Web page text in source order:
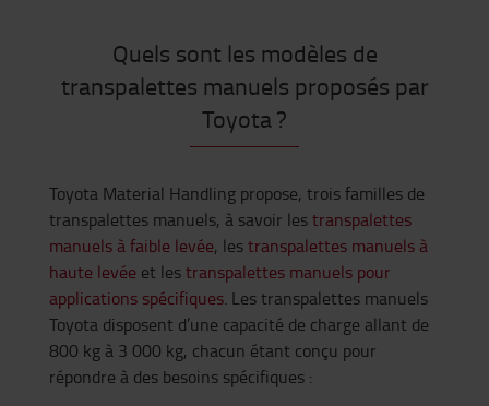
Quels sont les modèles de
transpalettes manuels proposés par
Toyota ?
Toyota Material Handling propose, trois familles de
transpalettes manuels, à savoir lestranspalettes
manuels à faible levée, lestranspalettes manuels à
haute levée et lestranspalettes manuels pour
applications spécifiques. Les transpalettes manuels
Toyota disposent d’une capacité de charge allant de
800 kg à 3 000 kg, chacun étant conçu pour
répondre à des besoins spécifiques :